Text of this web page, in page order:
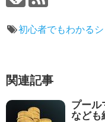
初心者でもわかる
関連記事
プール
なども